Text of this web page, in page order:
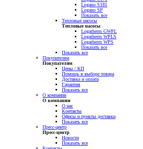
Logano S181
Logano SP
Показать все
Тепловые насосы
Тепловые насосы
Logatherm GWPL
Logatherm WPLS
Logatherm WPS
Показать все
Показать все
Покупателям
Покупателям
Цены / КП
Помощь в выборе товара
Доставка и оплата
Гарантия
Показать все
О компании
О компании
О нас
Контакты
Офисы и пункты доставки
Показать все
Пресс-центр
Пресс-центр
Новости
Показать все